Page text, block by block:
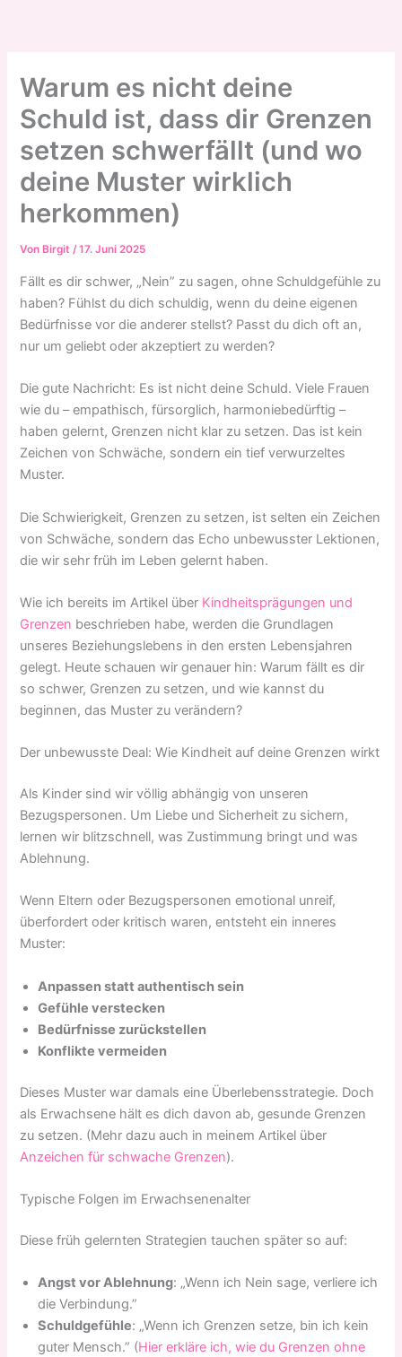
Warum es nicht deine
Schuld ist, dass dir Grenzen
setzen schwerfällt (und wo
deine Muster wirklich
herkommen)
Von Birgit/17. Juni 2025
Fällt es dir schwer, „Nein” zu sagen, ohne Schuldgefühle zu
haben? Fühlst du dich schuldig, wenn du deine eigenen
Bedürfnisse vor die anderer stellst? Passt du dich oft an,
nur um geliebt oder akzeptiert zu werden?
Die gute Nachricht: Es ist nicht deine Schuld. Viele Frauen
wie du – empathisch, fürsorglich, harmoniebedürftig –
haben gelernt, Grenzen nicht klar zu setzen. Das ist kein
Zeichen von Schwäche, sondern ein tief verwurzeltes
Muster.
Die Schwierigkeit, Grenzen zu setzen, ist selten ein Zeichen
von Schwäche, sondern das Echo unbewusster Lektionen,
die wir sehr früh im Leben gelernt haben.
Wie ich bereits im Artikel über Kindheitsprägungen und
Grenzen beschrieben habe, werden die Grundlagen
unseres Beziehungslebens in den ersten Lebensjahren
gelegt. Heute schauen wir genauer hin: Warum fällt es dir
so schwer, Grenzen zu setzen, und wie kannst du
beginnen, das Muster zu verändern?
Der unbewusste Deal: Wie Kindheit auf deine Grenzen wirkt
Als Kinder sind wir völlig abhängig von unseren
Bezugspersonen. Um Liebe und Sicherheit zu sichern,
lernen wir blitzschnell, was Zustimmung bringt und was
Ablehnung.
Wenn Eltern oder Bezugspersonen emotional unreif,
überfordert oder kritisch waren, entsteht ein inneres
Muster:
Anpassen statt authentisch sein
Gefühle verstecken
Bedürfnisse zurückstellen
Konflikte vermeiden
Dieses Muster war damals eine Überlebensstrategie. Doch
als Erwachsene hält es dich davon ab, gesunde Grenzen
zu setzen. (Mehr dazu auch in meinem Artikel über
Anzeichen für schwache Grenzen).
Typische Folgen im Erwachsenenalter
Diese früh gelernten Strategien tauchen später so auf:
Angst vor Ablehnung: „Wenn ich Nein sage, verliere ich
die Verbindung.”
Schuldgefühle: „Wenn ich Grenzen setze, bin ich kein
guter Mensch.” (Hier erkläre ich, wie du Grenzen ohne